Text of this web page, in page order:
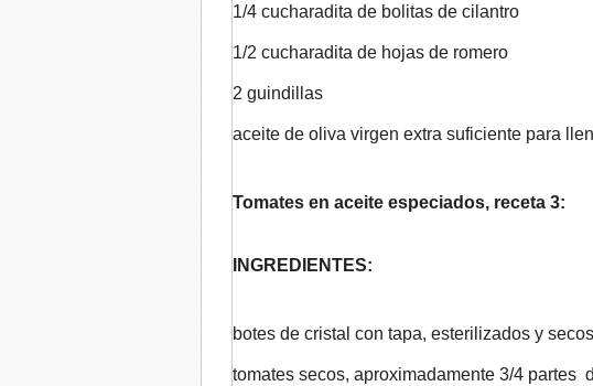
1/4 cucharadita de bolitas de cilantro
1/2 cucharadita de hojas de romero
2 guindillas
aceite de oliva virgen extra suficiente para
Tomates en aceite especiados, receta 3:
INGREDIENTES:
botes de cristal con tapa, esterilizados y secos
tomates secos, aproximadamente 3/4 partes